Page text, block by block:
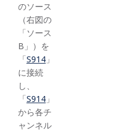
のソース
（右図の
「ソース
B」）を
「S914 」
に接続
し、
「S914 」
から各チ
ャンネル